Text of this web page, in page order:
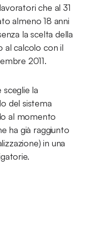
che al 31
almeno 18 anni
la scelta della
al calcolo con il
2011.
la
del sistema
al momento
ha già raggiunto
in una